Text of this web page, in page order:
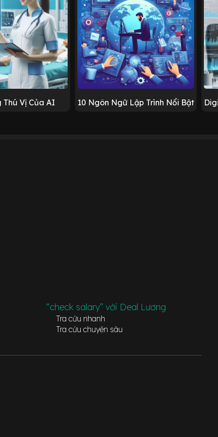
Thú Vị Của AI 10 Ngôn Ngữ Lập Trình Nổi Bật
“check salary” với Deal Lương
Tra cứu nhanh
Tra cứu chuyên sâu